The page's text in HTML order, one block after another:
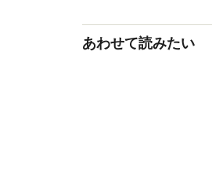
あわせて読みたい